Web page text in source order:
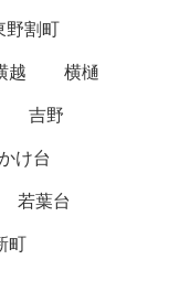
野割町
越
横樋
吉野
け台
若葉台
町